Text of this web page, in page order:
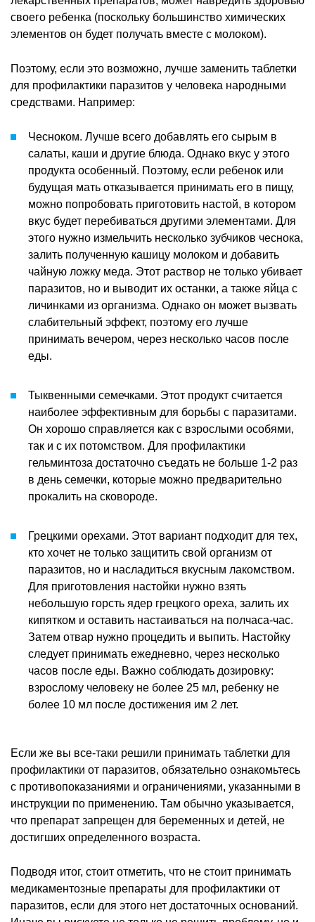
своего ребенка (поскольку большинство химических
элементов он будет получать вместе с молоком).
Поэтому, если это возможно, лучше заменить таблетки
для профилактики паразитов у человека народными
средствами. Например:
Чесноком. Лучше всего добавлять его сырым в
салаты, каши и другие блюда. Однако вкус у этого
продукта особенный. Поэтому, если ребенок или
будущая мать отказывается принимать его в пищу,
можно попробовать приготовить настой, в котором
вкус будет перебиваться другими элементами. Для
этого нужно измельчить несколько зубчиков чеснока,
залить полученную кашицу молоком и добавить
чайную ложку меда. Этот раствор не только убивает
паразитов, но и выводит их останки, а также яйца с
личинками из организма. Однако он может вызвать
слабительный эффект, поэтому его лучше
принимать вечером, через несколько часов после
еды.
Тыквенными семечками. Этот продукт считается
наиболее эффективным для борьбы с паразитами.
Он хорошо справляется как с взрослыми особями,
так и с их потомством. Для профилактики
гельминтоза достаточно съедать не больше 1-2 раз
в день семечки, которые можно предварительно
прокалить на сковороде.
Грецкими орехами. Этот вариант подходит для тех,
кто хочет не только защитить свой организм от
паразитов, но и насладиться вкусным лакомством.
Для приготовления настойки нужно взять
небольшую горсть ядер грецкого ореха, залить их
кипятком и оставить настаиваться на полчаса-час.
Затем отвар нужно процедить и выпить. Настойку
следует принимать ежедневно, через несколько
часов после еды. Важно соблюдать дозировку:
взрослому человеку не более 25 мл, ребенку не
более 10 мл после достижения им 2 лет.
Если же вы все-таки решили принимать таблетки для
профилактики от паразитов, обязательно ознакомьтесь
с противопоказаниями и ограничениями, указанными в
инструкции по применению. Там обычно указывается,
что препарат запрещен для беременных и детей, не
достигших определенного возраста.
Подводя итог, стоит отметить, что не стоит принимать
медикаментозные препараты для профилактики от
паразитов, если для этого нет достаточных оснований.